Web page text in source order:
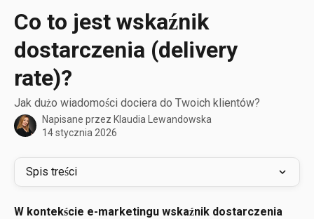
Co to jest wskaźnik
dostarczenia (delivery
rate)?
Jak dużo wiadomości dociera do Twoich klientów?
Napisane przez Klaudia Lewandowska
14 stycznia 2026
Spis treści
W kontekście e-marketingu wskaźnik dostarczenia